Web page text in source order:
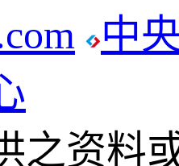
中
之资料